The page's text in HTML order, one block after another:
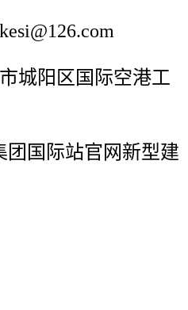
阳区国际空港工
团国际站官网新型建